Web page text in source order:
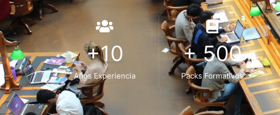
+10
Años Experiencia
+ 500
Packs Formativos